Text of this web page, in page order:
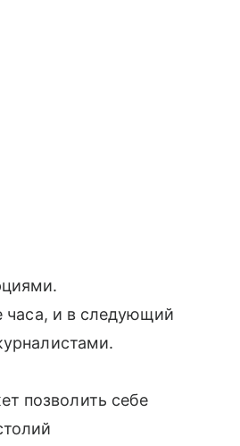
часа, и в следующий
позволить себе